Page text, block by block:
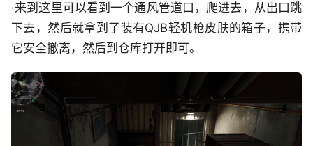
·来到这里可以看到一个通风管道口，爬进去，从出口跳
下去，然后就拿到了装有QJB轻机枪皮肤的箱子，携带
它安全撤离，然后到仓库打开即可。